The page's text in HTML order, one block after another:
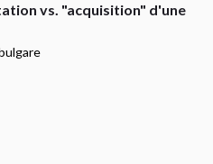
vs. "acquisition" d'une